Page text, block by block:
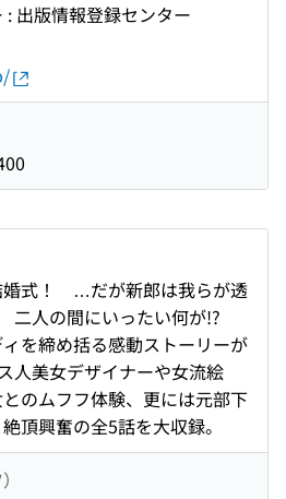
出版情報登録センター
婚式！ …だが新郎は我らが透
人の間にいったい何が!?
を締め括る感動ストーリーが
美女デザイナーや女流絵
のムフフ体験、更には元部下
頂興奮の全5話を大収録。